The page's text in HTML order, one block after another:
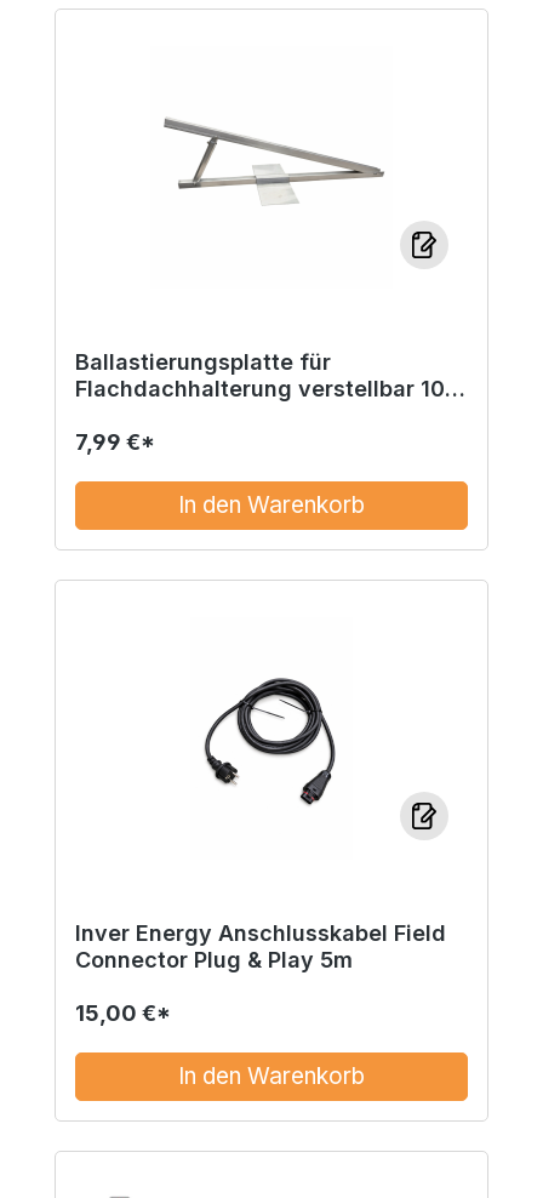
Ballastierungsplatte für
Flachdachhalterung verstellbar 10-
7,99 €*
In den Warenkorb
Inver Energy Anschlusskabel Field
Connector Plug & Play 5m
15,00 €*
In den Warenkorb